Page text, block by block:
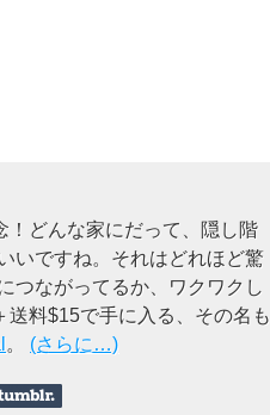
！どんな家にだって、隠し階
いですね。それはどれほど驚
つながってるか、ワクワクし
送料$15で手に入る、その名も
。 (さらに…)